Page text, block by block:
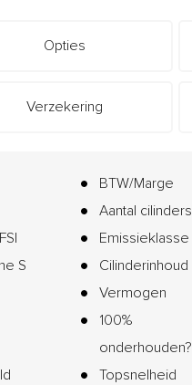
Opties
Verzekering
S
BTW/Marge
Aantal cilinders
Emissieklasse
Cilinderinhoud
Vermogen
100%
onderhouden?
Topsnelheid